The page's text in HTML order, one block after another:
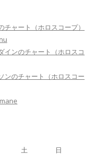
ャート（ホロスコープ）
ンのチャート（ホロスコ
のチャート（ホロスコー
土 日